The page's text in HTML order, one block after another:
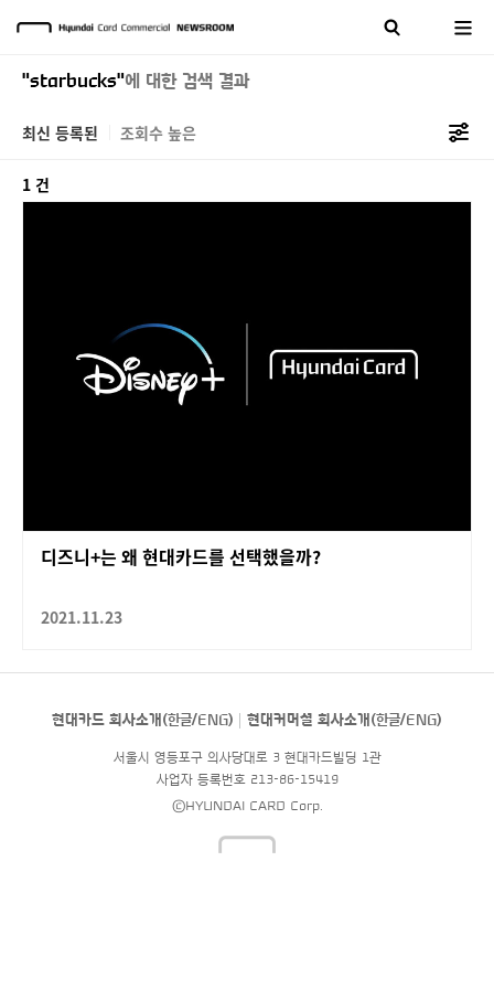
"starbucks"에 대한 검색 결과
최신 등록된 조회수 높은
1 건
디즈니+는 왜 현대카드를 선택했을까?
2021.11.23
현대카드 회사소개(한글/ENG) 현대커머셜 회사소개(한글/ENG)
서울시 영등포구 의사당대로 3 현대카드빌딩 1관
사업자 등록번호 213-86-15419
©HYUNDAI CARD Corp.